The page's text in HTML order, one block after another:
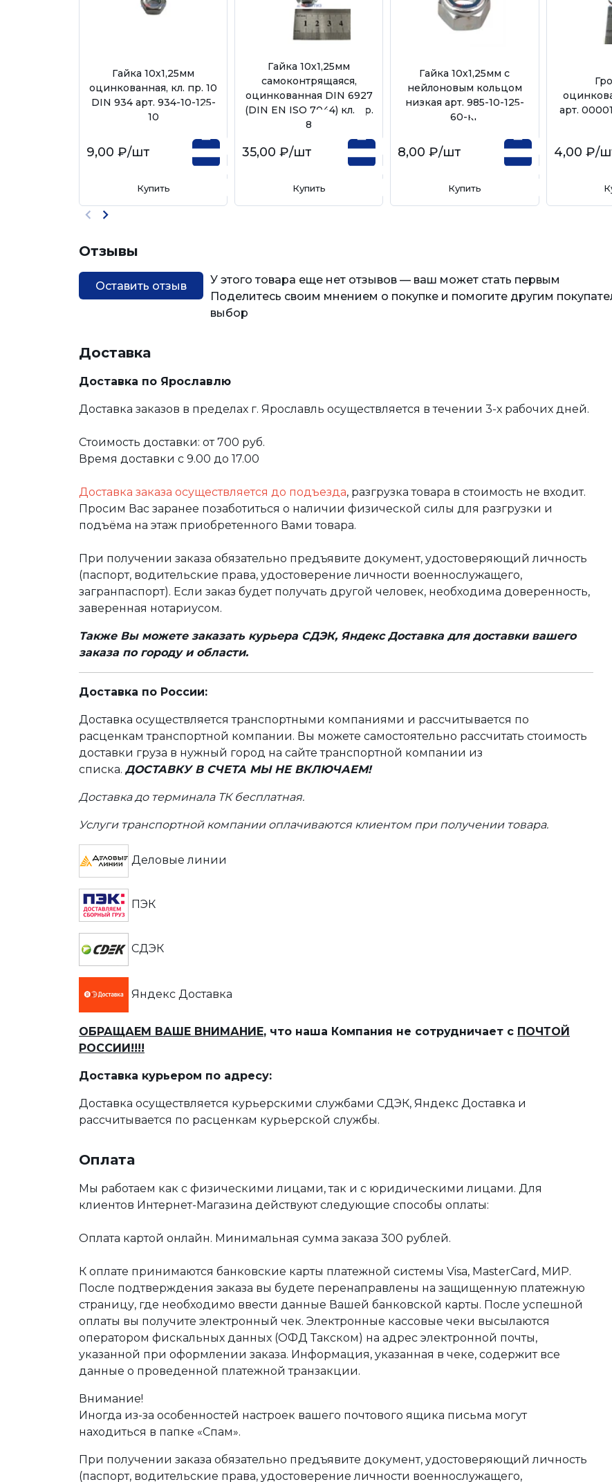
Гайка 10х1,25мм
оцинкованная, кл. пр. 10
DIN 934 арт. 934-10-125-
10
9,00 ₽/шт
Купить
Гайка 10х1,25мм
самоконтрящаяся,
оцинкованная DIN 6927
(DIN EN ISO 7044) кл. пр.
8
35,00 ₽/шт
Купить
Гайка 10х1,25мм с
нейлоновым кольцом
низкая арт. 985-10-125-
60-кг
8,00 ₽/шт
Купить
арт.
4,00 ₽/
Отзывы
Оставить отзыв
У этого товара еще нет отзывов — ваш может стать первым
Поделитесь своим мнением о покупке и помогите другим
выбор
Доставка
Доставка по Ярославлю
Доставка заказов в пределах г. Ярославль осуществляется в течении 3-х рабочих дней.
Стоимость доставки: от 700 руб.
Время доставки с 9.00 до 17.00
Доставка заказа осуществляется до подъезда, разгрузка товара в стоимость не входит.
Просим Вас заранее позаботиться о наличии физической силы для разгрузки и
подъёма на этаж приобретенного Вами товара.
При получении заказа обязательно предъявите документ, удостоверяющий личность
(паспорт, водительские права, удостоверение личности военнослужащего,
загранпаспорт). Если заказ будет получать другой человек, необходима доверенность,
заверенная нотариусом.
Также Вы можете заказать курьера СДЭК, Яндекс Доставка для доставки вашего
заказа по городу и области.
Доставка по России:
Доставка осуществляется транспортными компаниями и рассчитывается по
расценкам транспортной компании. Вы можете самостоятельно рассчитать стоимость
доставки груза в нужный город на сайте транспортной компании из
списка. ДОСТАВКУ В СЧЕТА МЫ НЕ ВКЛЮЧАЕМ!
Доставка до терминала ТК бесплатная.
Услуги транспортной компании оплачиваются клиентом при получении товара.
Деловые линии
ПЭК
СДЭК
Яндекс Доставка
ОБРАЩАЕМ ВАШЕ ВНИМАНИЕ, что наша Компания не сотрудничает с ПОЧТОЙ
РОССИИ!!!!
Доставка курьером по адресу:
Доставка осуществляется курьерскими службами СДЭК, Яндекс Доставка и
рассчитывается по расценкам курьерской службы.
Оплата
Мы работаем как с физическими лицами, так и с юридическими лицами. Для
клиентов Интернет-Магазина действуют следующие способы оплаты:
Оплата картой онлайн. Минимальная сумма заказа 300 рублей.
К оплате принимаются банковские карты платежной системы Visa, MasterCard, МИР.
После подтверждения заказа вы будете перенаправлены на защищенную платежную
страницу, где необходимо ввести данные Вашей банковской карты. После успешной
оплаты вы получите электронный чек. Электронные кассовые чеки высылаются
оператором фискальных данных (ОФД Такском) на адрес электронной почты,
указанной при оформлении заказа. Информация, указанная в чеке, содержит все
данные о проведенной платежной транзакции.
Внимание!
Иногда из-за особенностей настроек вашего почтового ящика письма могут
находиться в папке «Спам».
При получении заказа обязательно предъявите документ, удостоверяющий личность
(паспорт, водительские права, удостоверение личности военнослужащего,